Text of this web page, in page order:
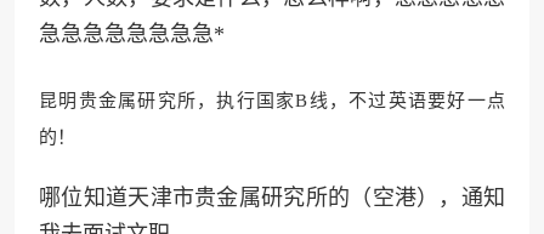
急急急急急急急急*
昆明贵金属研究所，执行国家B线，不过英语要好一点
的！
哪位知道天津市贵金属研究所的（空港），通知